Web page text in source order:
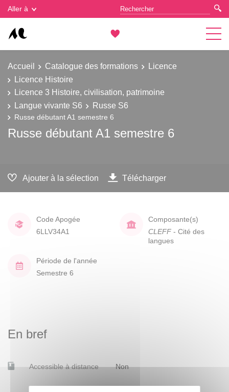
Aller à
Accueil Catalogue des formations
Licence
Licence Histoire
Licence 3 Histoire, civilisation, patrimoine
Langue vivante S6
Russe S6
Russe débutant A1 semestre 6
Russe débutant A1 semestre 6
Ajouter à la sélection Télécharger
Code Apogée
6LLV34A1
Composante(s)
CLEFF - Cité des
langues
Période de l'année
Semestre 6
En bref
Accessible à distance Non
Gestion des cookies